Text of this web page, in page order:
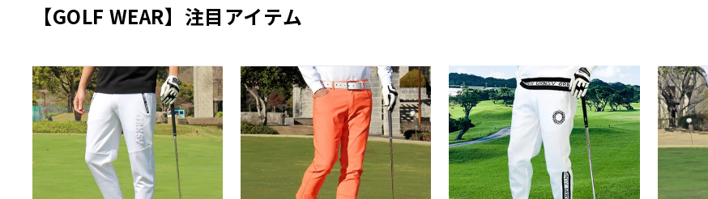
【GOLF WEAR】注目アイテム